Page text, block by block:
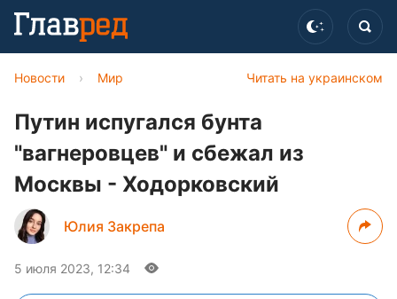
Читать на украинском
Новости › Мир
Путин испугался бунта
"вагнеровцев" и сбежал из
Москвы - Ходорковский
Юлия Закрепа
5 июля 2023, 12:34